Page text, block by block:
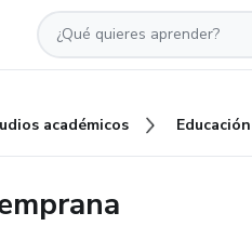
académicos Educación